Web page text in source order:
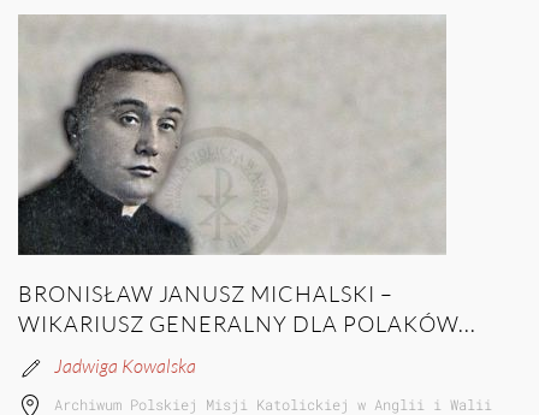
BRONISŁAW JANUSZ MICHALSKI –
WIKARIUSZ GENERALNY DLA POLAKÓW...
Jadwiga Kowalska
Archiwum Polskiej Misji Katolickiej w Anglii i Walii